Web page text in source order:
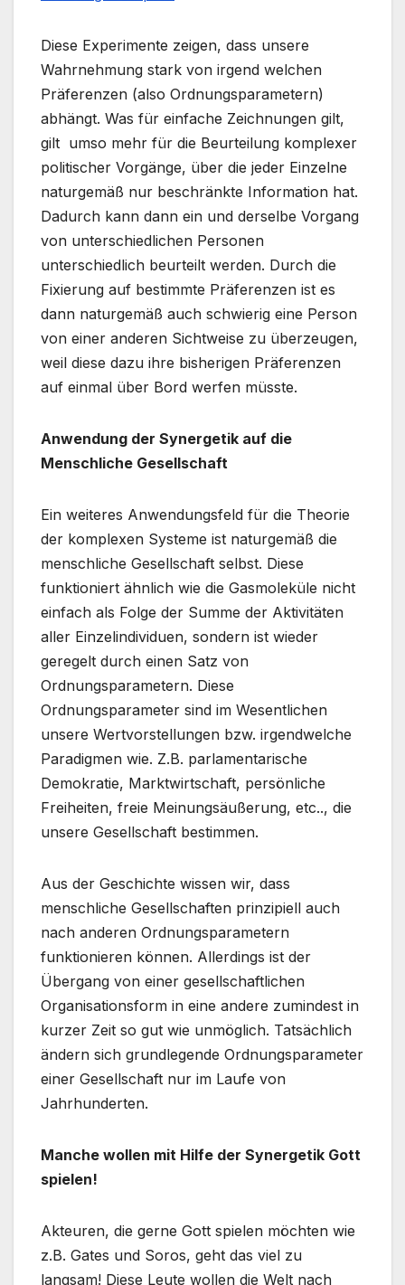
Diese Experimente zeigen, dass unsere
Wahrnehmung stark von irgend welchen
Präferenzen (also Ordnungsparametern)
abhängt. Was für einfache Zeichnungen gilt,
gilt umso mehr für die Beurteilung komplexer
politischer Vorgänge, über die jeder Einzelne
naturgemäß nur beschränkte Information hat.
Dadurch kann dann ein und derselbe Vorgang
von unterschiedlichen Personen
unterschiedlich beurteilt werden. Durch die
Fixierung auf bestimmte Präferenzen ist es
dann naturgemäß auch schwierig eine Person
von einer anderen Sichtweise zu überzeugen,
weil diese dazu ihre bisherigen Präferenzen
auf einmal über Bord werfen müsste.
Anwendung der Synergetik auf die
Menschliche Gesellschaft
Ein weiteres Anwendungsfeld für die Theorie
der komplexen Systeme ist naturgemäß die
menschliche Gesellschaft selbst. Diese
funktioniert ähnlich wie die Gasmoleküle nicht
einfach als Folge der Summe der Aktivitäten
aller Einzelindividuen, sondern ist wieder
geregelt durch einen Satz von
Ordnungsparametern. Diese
Ordnungsparameter sind im Wesentlichen
unsere Wertvorstellungen bzw. irgendwelche
Paradigmen wie. Z.B. parlamentarische
Demokratie, Marktwirtschaft, persönliche
Freiheiten, freie Meinungsäußerung, etc.., die
unsere Gesellschaft bestimmen.
Aus der Geschichte wissen wir, dass
menschliche Gesellschaften prinzipiell auch
nach anderen Ordnungsparametern
funktionieren können. Allerdings ist der
Übergang von einer gesellschaftlichen
Organisationsform in eine andere zumindest in
kurzer Zeit so gut wie unmöglich. Tatsächlich
ändern sich grundlegende Ordnungsparameter
einer Gesellschaft nur im Laufe von
Jahrhunderten.
Manche wollen mit Hilfe der Synergetik Gott
spielen!
Akteuren, die gerne Gott spielen möchten wie
z.B. Gates und Soros, geht das viel zu
langsam! Diese Leute wollen die Welt nach